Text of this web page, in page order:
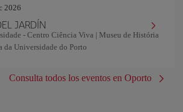
2026
JARDÍN
- Centro Ciência Viva | Museu de História
da Universidade do Porto
Consulta todos los eventos en Oporto